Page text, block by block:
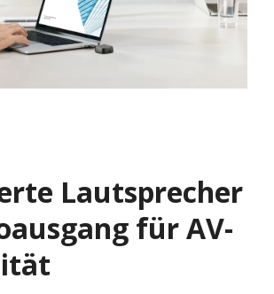
Lautsprecher
für AV-